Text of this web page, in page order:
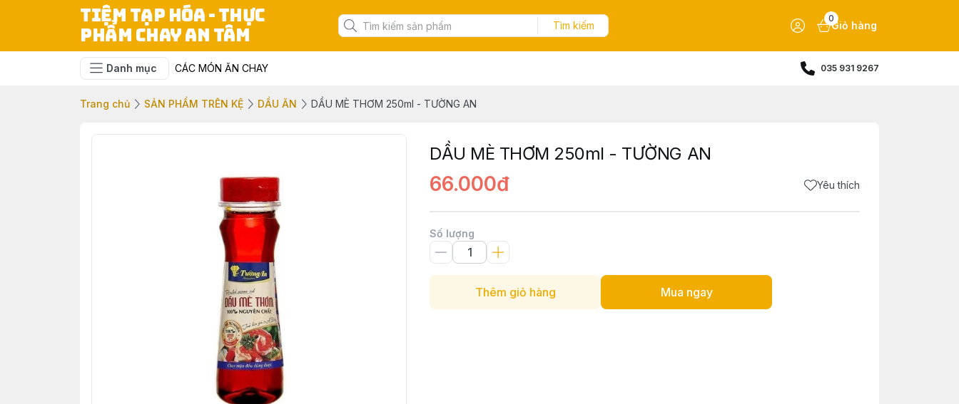
TIỆM TẠP HÓA - THỰC
PHẨM CHAY AN TÂM
Tìm kiếm
0
Giỏ hàng
Danh mục CÁC MÓN ĂN CHAY 035 931 9267
Trang chủ SẢN PHẨM TRÊN KỆ DẦU ĂN DẦU MÈ THƠM 250ml - TƯỜNG AN
DẦU MÈ THƠM 250ml - TƯỜNG AN
66.000đ Yêu thích
Số lượng
Thêm giỏ hàng Mua ngay